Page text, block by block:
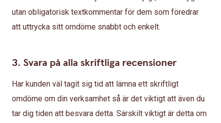
utan obligatorisk textkommentar för dem som föredrar
att uttrycka sitt omdöme snabbt och enkelt.
3. Svara på alla skriftliga recensioner
Har kunden väl tagit sig tid att lämna ett skriftligt
omdöme om din verksamhet så är det viktigt att även du
tar dig tiden att besvara detta. Särskilt viktigt är detta om